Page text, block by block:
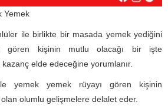
Yemek
ile birlikte bir masada yemek yediğini
gören kişinin mutlu olacağı bir işte
kazanç elde edeceğine yorumlanır.
yemek yemek rüyayı gören kişinin
olumlu gelişmelere delalet eder.